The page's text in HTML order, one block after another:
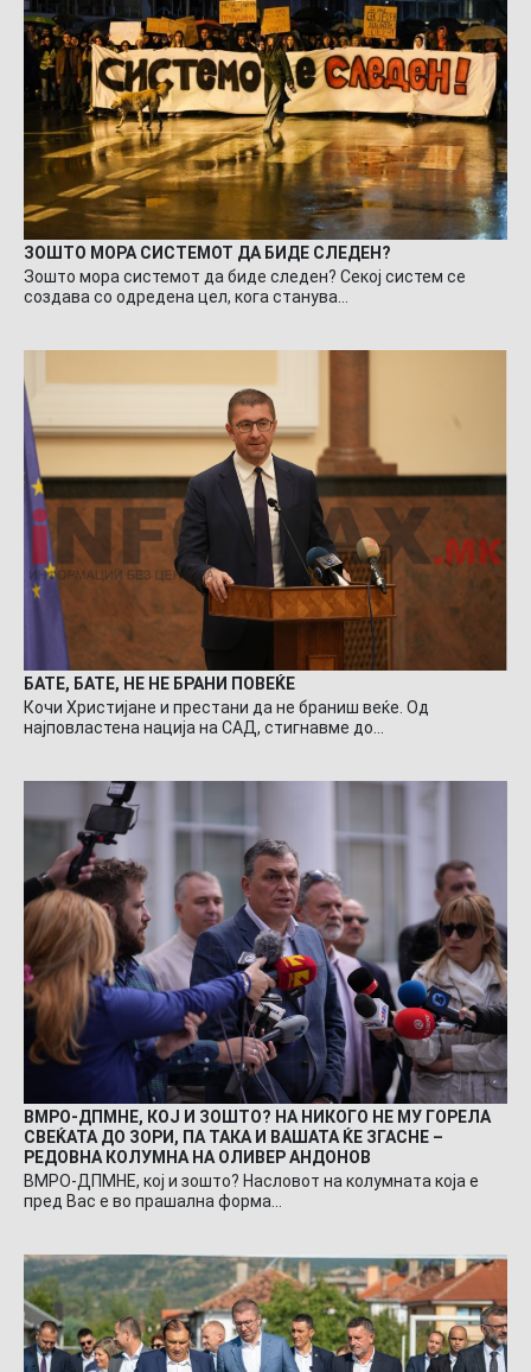
ЗОШТО МОРА СИСТЕМОТ ДА БИДЕ СЛЕДЕН?
Зошто мора системот да биде следен? Секој систем се
создава со одредена цел, кога станува…
БАТЕ, БАТЕ, НЕ НЕ БРАНИ ПОВЕЌЕ
Кочи Христијане и престани да не браниш веќе. Од
најповластена нација на САД, стигнавме до…
ВМРО-ДПМНЕ, КОЈ И ЗОШТО? НА НИКОГО НЕ МУ ГОРЕЛА
СВЕЌАТА ДО ЗОРИ, ПА ТАКА И ВАШАТА ЌЕ ЗГАСНЕ –
РЕДОВНА КОЛУМНА НА ОЛИВЕР АНДОНОВ
ВМРО-ДПМНЕ, кој и зошто? Насловот на колумната која е
пред Вас е во прашална форма…